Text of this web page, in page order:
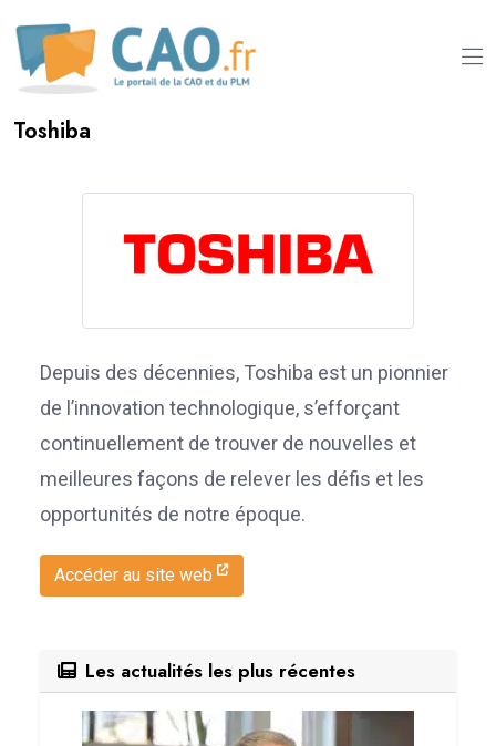
Toshiba
Depuis des décennies, Toshiba est un pionnier
de l’innovation technologique, s’efforçant
continuellement de trouver de nouvelles et
meilleures façons de relever les défis et les
opportunités de notre époque.
Accéder au site web
Les actualités les plus récentes